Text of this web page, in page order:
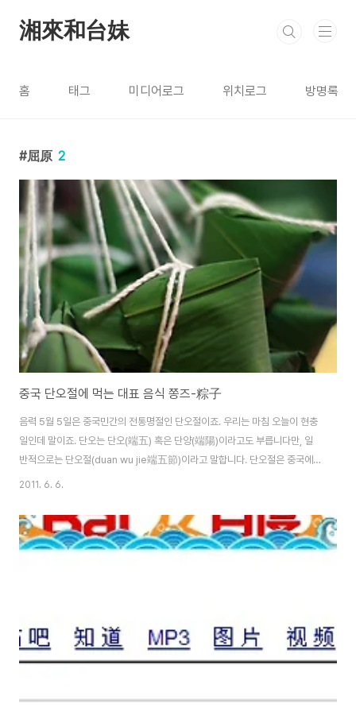
湘來和台妹
홈 태그 미디어로그 위치로그 방명록
屈原 2
중국 단오절에 먹는 대표 음식 쫑즈-粽子
음력 5월 5일은 중국민간의 전통명절인 단오절이죠. 우리는 마침 오늘이 현충
일인데 말이죠. 단오는 단오(端五) 혹은 단양(端陽)이라고도 부릅니다만, 일
반적으로는 단오절(duan wu jie端五節)이라고 말합니다. 단오절은 중국에
서 2천여년간 지속되어 온 전통명절이죠. 최근 우리나라의 강릉 단오제가 유네
명절로 만들려고 애쓰는 모습이 보이기도 합니다. 중국은 땅이 넓고 민족이 다
양하며 또한 수많은 전설들이 전해지기 때문에 단오절 풍속도 다양합니다. 단
오절에는 주로 딸이 친정집 가기, 종규(钟馗, 옛날 중국 고대에서 귀신을 잡는
2011. 6. 6.